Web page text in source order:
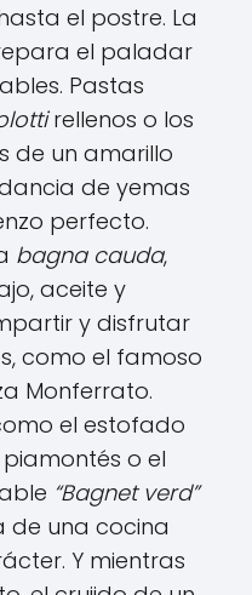
el postre. La
el paladar
Pastas
rellenos o los
de un amarillo
de yemas
perfecto.
bagna cauda,
aceite y
y disfrutar
como el famoso
Monferrato.
el estofado
o el
“Bagnet verd”
de una cocina
Y mientras